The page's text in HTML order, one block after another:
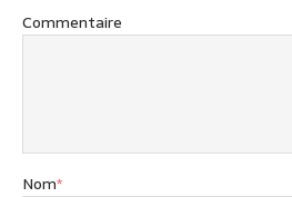
Commentaire
Nom*